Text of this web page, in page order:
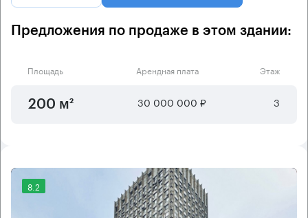
Предложения по продаже в этом здании:
Площадь Арендная плата Этаж
200 м² 30 000 000 ₽ 3
8.2